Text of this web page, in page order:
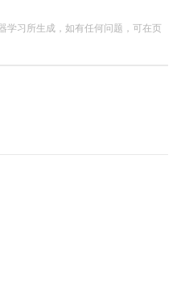
学习所生成，如有任何问题，可在页